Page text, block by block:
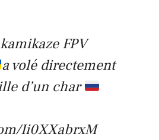
FPV
a volé directement
d’un char
Ii0XXabrxM